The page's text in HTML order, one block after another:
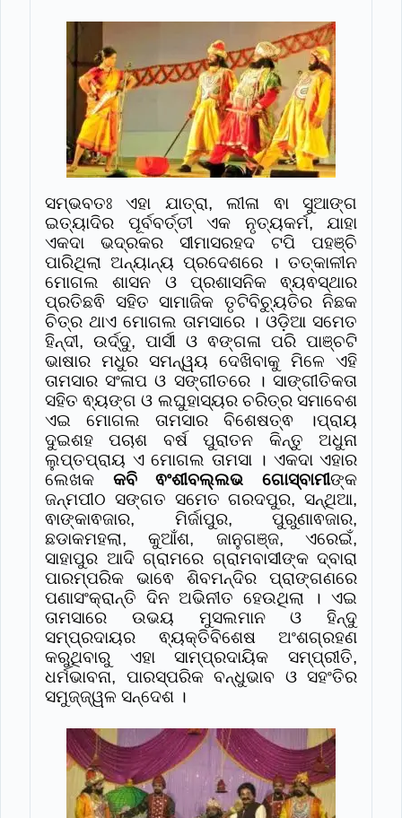
ସମ୍ଭବତଃ ଏହା ଯାତ୍ରା, ଲୀଳା ଵା ସୁଆଙ୍ଗ
ଇତ୍ୟାଦିର ପୂର୍ବବର୍ତ୍ତୀ ଏକ ନୃତ୍ୟକର୍ମ, ଯାହା
ଏକଦା ଭଦ୍ରକର ସୀମାସରହଦ ଟପି ପହଞ୍ଚି
ପାରିଥିଲା ଅନ୍ୟାନ୍ୟ ପ୍ରଦେଶରେ । ତତ୍କାଳୀନ
ମୋଗଲ ଶାସନ ଓ ପ୍ରଶାସନିକ ଵ୍ୟଵସ୍ଥାର
ପ୍ରତିଛଵି ସହିତ ସାମାଜିକ ତୃଟିବିଚ୍ୟୁତିର ନିଛକ
ଚିତ୍ର ଥାଏ ମୋଗଲ ତାମସାରେ । ଓଡ଼ିଆ ସମେତ
ହିନ୍ଦୀ, ଉର୍ଦ୍ଦୁ, ପାର୍ସୀ ଓ ଵଙ୍ଗଳା ପରି ପାଞ୍ଚଟି
ଭାଷାର ମଧୁର ସମନ୍ୱୟ ଦେଖିବାକୁ ମିଳେ ଏହି
ତାମସାର ସଂଳାପ ଓ ସଙ୍ଗୀତରେ । ସାଙ୍ଗୀତିକତା
ସହିତ ଵ୍ୟଙ୍ଗ ଓ ଲଘୁହାସ୍ୟର ଚରିତ୍ର ସମାବେଶ
ଏଇ ମୋଗଲ ତାମସାର ବିଶେଷତ୍ଵ ।ପ୍ରାୟ
ଦୁଇଶହ ପଚାଶ ବର୍ଷ ପୁରାତନ କିନ୍ତୁ ଅଧୁନା
ଲୁପ୍ତପ୍ରାୟ ଏ ମୋଗଲ ତାମସା । ଏକଦା ଏହାର
ଲେଖକ କବି ଵଂଶୀବଲ୍ଲଭ ଗୋସ୍ବାମୀଙ୍କ
ଜନ୍ମପୀଠ ସଙ୍ଗତ ସମେତ ଗରଦପୁର, ସନ୍ଥିଆ,
ଵାଙ୍କାଵଜାର, ମିର୍ଜାପୁର, ପୁରୁଣାଵଜାର,
ଛଡାକମହଲା, କୁଆଁଶ, ଜାନୁଗଞ୍ଜ, ଏରେଇଁ,
ସାହାପୁର ଆଦି ଗ୍ରାମରେ ଗ୍ରାମବାସୀଙ୍କ ଦ୍ବାରା
ପାରମ୍ପରିକ ଭାଵେ ଶିବମନ୍ଦିର ପ୍ରାଙ୍ଗଣରେ
ପଣାସଂକ୍ରାନ୍ତି ଦିନ ଅଭିନୀତ ହେଉଥିଲା । ଏଇ
ତାମସାରେ ଉଭୟ ମୁସଲମାନ ଓ ହିନ୍ଦୁ
ସମ୍ପ୍ରଦାୟର ଵ୍ୟକ୍ତିବିଶେଷ ଅଂଶଗ୍ରହଣ
କରୁଥିବାରୁ ଏହା ସାମ୍ପ୍ରଦାୟିକ ସମ୍ପ୍ରୀତି,
ଧର୍ମଭାବନା, ପାରସ୍ପରିକ ବନ୍ଧୁଭାବ ଓ ସହଂତିର
ସମୁଜ୍ଜ୍ୱଳ ସନ୍ଦେଶ ।